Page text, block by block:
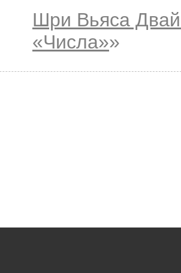
Шри Вьяса
«Числа»»